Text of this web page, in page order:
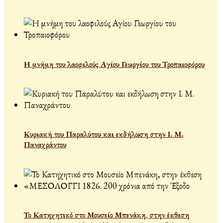
Η μνήμη του λαοφιλούς Αγίου Γεωργίου του Τροπαιοφόρου
Κυριακή του Παραλύτου και εκδήλωση στην Ι. Μ.
Παναχράντου
Το Κατηχητικό στο Μουσείο Μπενάκη, στην έκθεση